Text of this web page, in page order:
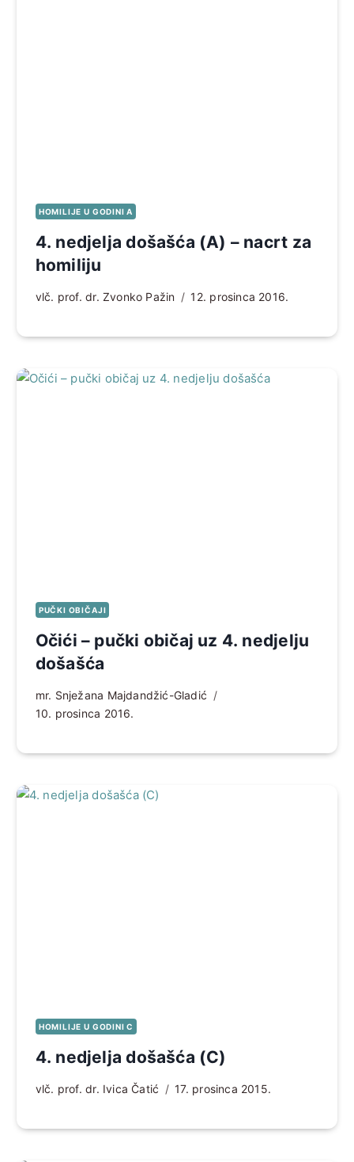
HOMILIJE U GODINI A
4. nedjelja došašća (A) – nacrt za
homiliju
vlč. prof. dr. Zvonko Pažin 12. prosinca 2016.
PUČKI OBIČAJI
Očići – pučki običaj uz 4. nedjelju
došašća
mr. Snježana Majdandžić-Gladić
10. prosinca 2016.
HOMILIJE U GODINI C
4. nedjelja došašća (C)
vlč. prof. dr. Ivica Čatić 17. prosinca 2015.